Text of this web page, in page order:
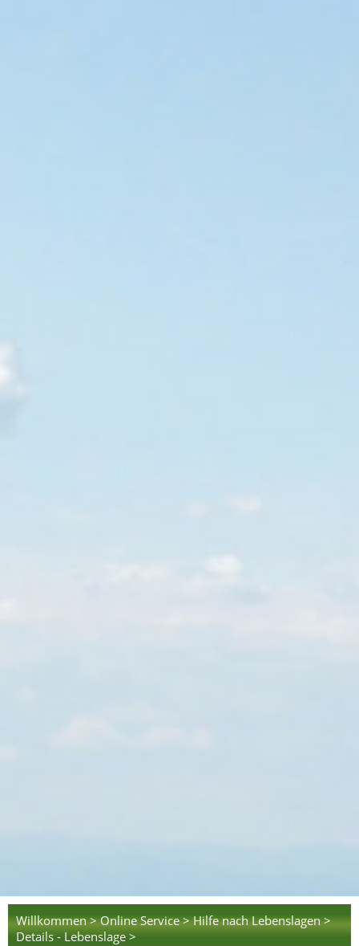
Willkommen > Online Service > Hilfe nach Lebenslagen >
Details - Lebenslage >